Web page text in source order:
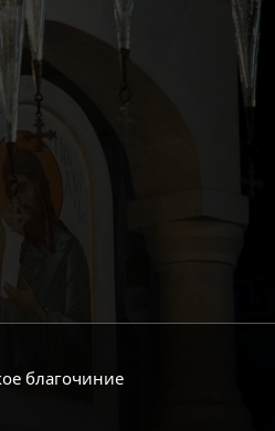
благочиние